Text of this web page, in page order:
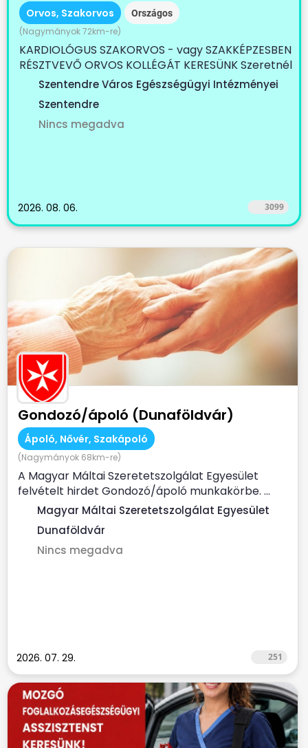
Orvos, Szakorvos Országos
(Nagymányok 72km-re)
KARDIOLÓGUS SZAKORVOS - vagy SZAKKÉPZESBEN
RÉSZTVEVŐ ORVOS KOLLÉGÁT KERESÜNK Szeretnél
egy...Szentendre Város Egészségügyi Intézményei
Szentendre
Nincs megadva
2026. 08. 06. 3099
Gondozó/ápoló (Dunaföldvár)
Ápoló, Nővér, Szakápoló
(Nagymányok 68km-re)
A Magyar Máltai Szeretetszolgálat Egyesület
felvételt hirdet Gondozó/ápoló munkakörbe. ...
Magyar Máltai Szeretetszolgálat Egyesület
Dunaföldvár
Nincs megadva
2026. 07. 29. 251